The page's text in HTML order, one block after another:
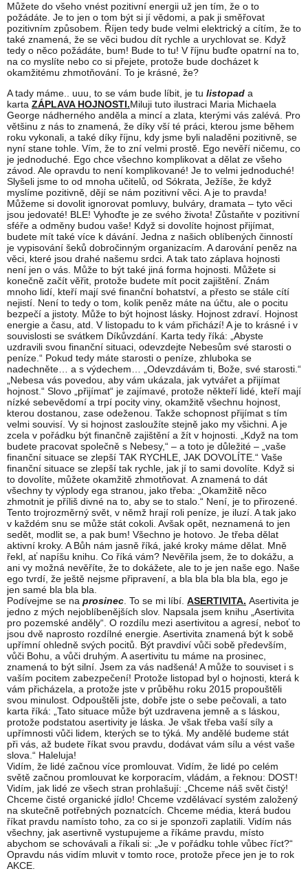
Můžete do všeho vnést pozitivní energii už jen tím, že o to
požádáte. Je to jen o tom být si jí vědomi, a pak ji směřovat
pozitivním způsobem. Říjen tedy bude velmi elektrický a cítím, že to
také znamená, že se věci budou dít rychle a urychlovat se. Když
tedy o něco požádáte, bum! Bude to tu! V říjnu buďte opatrní na to,
na co myslíte nebo co si přejete, protože bude docházet k
okamžitému zhmotňování. To je krásné, že?
A tady máme.. uuu, to se vám bude líbit, je tu listopad a
karta ZÁPLAVA HOJNOSTI.Miluji tuto ilustraci Maria Michaela
George nádherného anděla a mincí a zlata, kterými vás zalévá. Pro
většinu z nás to znamená, že díky vší té práci, kterou jsme během
roku vykonali, a také díky říjnu, kdy jsme byli naladěni pozitivně, se
nyní stane tohle. Vím, že to zní velmi prostě. Ego nevěří ničemu, co
je jednoduché. Ego chce všechno komplikovat a dělat ze všeho
závod. Ale opravdu to není komplikované! Je to velmi jednoduché!
Slyšeli jsme to od mnoha učitelů, od Sókrata, Ježíše, že když
myslíme pozitivně, dějí se nám pozitivní věci. A je to pravda!
Můžeme si dovolit ignorovat pomluvy, bulváry, dramata – tyto věci
jsou jedovaté! BLE! Vyhoďte je ze svého života! Zůstaňte v pozitivní
sféře a odměny budou vaše! Když si dovolíte hojnost přijímat,
budete mít také více k dávání. Jedna z našich oblíbených činností
je vypisování šeků dobročinným organizacím. A darování peněz na
věci, které jsou drahé našemu srdci. A tak tato záplava hojnosti
není jen o vás. Může to být také jiná forma hojnosti. Můžete si
konečně začít věřit, protože budete mít pocit zajištění. Znám
mnoho lidí, kteří mají své finanční bohatství, a přesto se stále cítí
nejistí. Není to tedy o tom, kolik peněz máte na účtu, ale o pocitu
bezpečí a jistoty. Může to být hojnost lásky. Hojnost zdraví. Hojnost
energie a času, atd. V listopadu to k vám přichází! A je to krásné i v
souvislosti se svátkem Díkůvzdání. Karta tedy říká: „Abyste
uzdravili svou finanční situaci, odevzdejte Nebesům své starosti o
peníze.“ Pokud tedy máte starosti o peníze, zhluboka se
nadechněte… a s výdechem… „Odevzdávám ti, Bože, své starosti.“
„Nebesa vás povedou, aby vám ukázala, jak vytvářet a přijímat
hojnost.“ Slovo „přijímat“ je zajímavé, protože někteří lidé, kteří mají
nízké sebevědomí a trpí pocity viny, okamžitě všechnu hojnost,
kterou dostanou, zase odeženou. Takže schopnost přijímat s tím
velmi souvisí. Vy si hojnost zasloužíte stejně jako my všichni. A je
zcela v pořádku být finančně zajištění a žít v hojnosti. „Když na tom
budete pracovat společně s Nebesy,“ – a toto je důležité – „vaše
finanční situace se zlepší TAK RYCHLE, JAK DOVOLÍTE.“ Vaše
finanční situace se zlepší tak rychle, jak jí to sami dovolíte. Když si
to dovolíte, můžete okamžitě zhmotňovat. A znamená to dát
všechny ty výplody ega stranou, jako třeba: „Okamžitě něco
zhmotnit je příliš divné na to, aby se to stalo.“ Není, je to přirozené.
Tento trojrozměrný svět, v němž hrají roli peníze, je iluzí. A tak jako
v každém snu se může stát cokoli. Avšak opět, neznamená to jen
sedět, modlit se, a pak bum! Všechno je hotovo. Je třeba dělat
aktivní kroky. A Bůh nám jasně říká, jaké kroky máme dělat. Mně
řekl, ať napíšu knihu. Co říká vám? Nevěřila jsem, že to dokážu, a
ani vy možná nevěříte, že to dokážete, ale to je jen naše ego. Naše
ego tvrdí, že ještě nejsme připravení, a bla bla bla bla bla, ego je
jen samé bla bla bla.
Podívejme se na prosinec . To se mi líbí. ASERTIVITA. Asertivita je
jedno z mých nejoblíbenějších slov. Napsala jsem knihu „Asertivita
pro pozemské anděly“. O rozdílu mezi asertivitou a agresí, neboť to
jsou dvě naprosto rozdílné energie. Asertivita znamená být k sobě
upřímní ohledně svých pocitů. Být pravdiví vůči sobě především,
vůči Bohu, a vůči druhým. A asertivitu tu máme na prosinec,
znamená to být silní. Jsem za vás nadšená! A může to souviset i s
vaším pocitem zabezpečení! Protože listopad byl o hojnosti, která k
vám přicházela, a protože jste v průběhu roku 2015 propouštěli
svou minulost. Odpouštěli jste, dobře jste o sebe pečovali, a tato
karta říká: „Tato situace může být uzdravena jemně a s láskou,
protože podstatou asertivity je láska. Je však třeba vaší síly a
upřímnosti vůči lidem, kterých se to týká. My andělé budeme stát
při vás, až budete říkat svou pravdu, dodávat vám sílu a vést vaše
slova.“ Haleluja!
Vidím, že lidé začnou více promlouvat. Vidím, že lidé po celém
světě začnou promlouvat ke korporacím, vládám, a řeknou: DOST!
Vidím, jak lidé ze všech stran prohlašují: „Chceme náš svět čistý!
Chceme čisté organické jídlo! Chceme vzdělávací systém založený
na skutečně potřebných poznatcích. Chceme média, která budou
říkat pravdu namísto toho, za co si je sponzoři zaplatili. Vidím nás
všechny, jak asertivně vystupujeme a říkáme pravdu, místo
abychom se schovávali a říkali si: „Je v pořádku tohle vůbec říct?“
Opravdu nás vidím mluvit v tomto roce, protože přece jen je to rok
AKCE.